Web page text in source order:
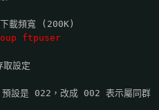
載頻寬 (200K)
ftpuser
設定
預設是 022，改成 002 表示屬同群